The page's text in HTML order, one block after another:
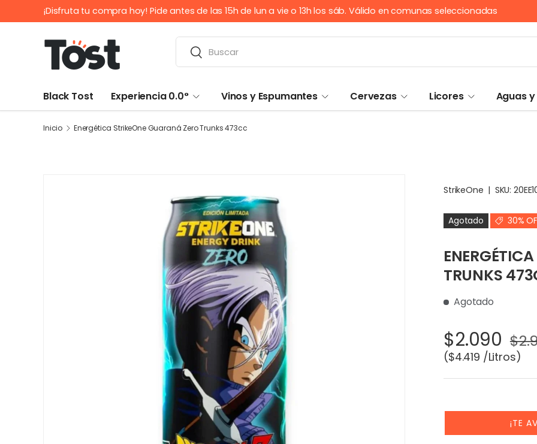
IR AL CONTENIDO
¡Disfruta tu compra hoy! Pide antes de las 15h de lun a vie o 13h los sáb. Válido en comunas seleccionadas
Buscar
Black Tost Experiencia 0.0° Vinos y Espumantes Cervezas Licores Aguas
Inicio Energética StrikeOne Guaraná Zero Trunks 473cc
StrikeOne | SKU:
Agotado 30%
TRUNKS
Agotado
$2.090
Precio unitario
$4.419 /Litros
¡TE